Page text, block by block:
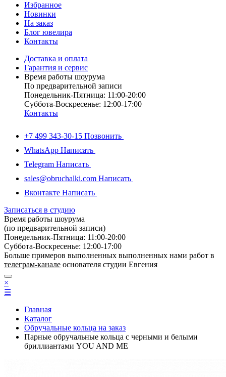
Избранное
Новинки
На заказ
Блог ювелира
Контакты
Доставка и оплата
Гарантия и сервис
Время работы шоурума
По предварительной записи
Понедельник-Пятница: 11:00-20:00
Суббота-Bоcкресенье: 12:00-17:00
Контакты
+7 499 343-30-15 Позвонить
WhatsApp Написать
Telegram Написать
sales@obruchalki.com Написать
Вконтакте Написать
Записаться в студию
Время работы шоурума
(по предварительной записи)
Понедельник-Пятница: 11:00-20:00
Суббота-Bоcкресенье: 12:00-17:00
Больше примеров выполненных выполненных нами работ в
телеграм-канале основателя студии Евгения
×
☰
Главная
Каталог
Обручальные кольца на заказ
Парные обручальные кольца с черными и белыми
бриллиантами YOU AND ME